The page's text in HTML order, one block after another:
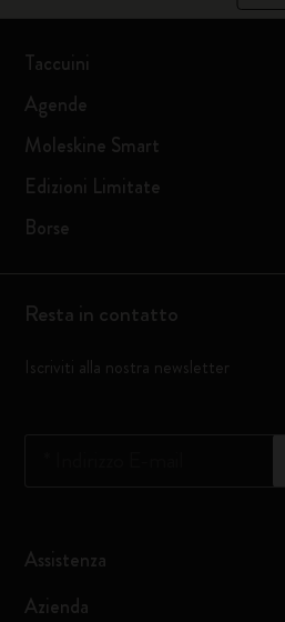
Taccuini
Agende
Moleskine Smart
Edizioni Limitate
Borse
Resta in contatto
Iscriviti alla nostra newsletter
Assistenza
Azienda